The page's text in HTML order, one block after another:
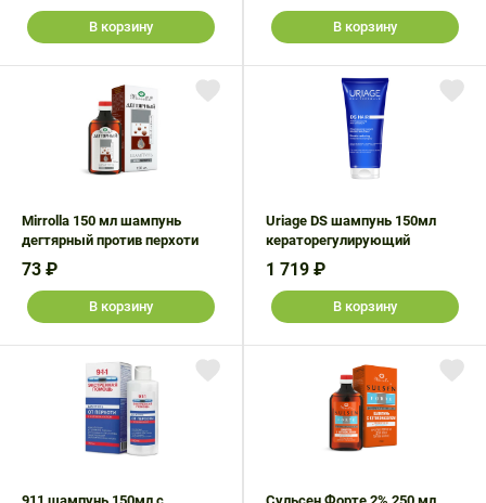
В корзину В корзину
Mirrolla 150 мл шампунь
дегтярный против перхоти
73 ₽
В корзину
Uriage DS шампунь 150мл
кераторегулирующий
1 719 ₽
В корзину